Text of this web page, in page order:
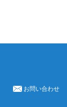
お問い合わせ